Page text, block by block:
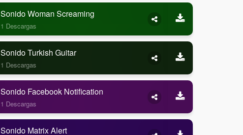
Sonido Woman Screaming
1 Descargas
Sonido Turkish Guitar
1 Descargas
Sonido Facebook Notification
1 Descargas
Sonido Matrix Alert